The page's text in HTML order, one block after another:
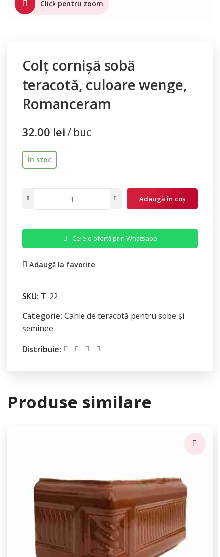
Click pentru zoom
Colț cornișă sobă
teracotă, culoare wenge,
Romanceram
32.00 lei buc
În stoc
Adaugă în coș
Cere o ofertă prin Whatsapp
Adaugă la favorite
SKU: T-22
Categorie: Cahle de teracotă pentru sobe și
șeminee
Distribuie:
Produse similare